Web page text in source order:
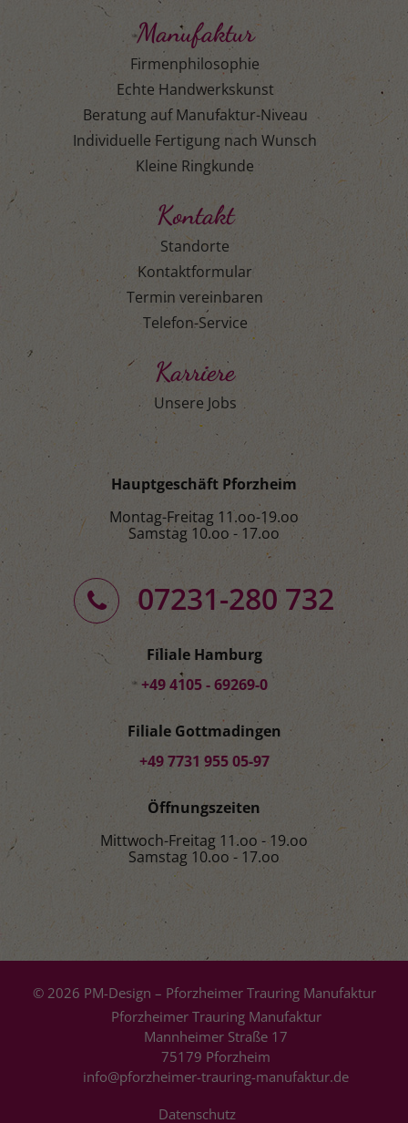
Manufaktur
Firmenphilosophie
Echte Handwerkskunst
Beratung auf Manufaktur-Niveau
Individuelle Fertigung nach Wunsch
Kleine Ringkunde
Kontakt
Standorte
Kontaktformular
Termin vereinbaren
Telefon-Service
Karriere
Unsere Jobs
Hauptgeschäft Pforzheim
Montag-Freitag 11.oo-19.oo
Samstag 10.oo - 17.oo
07231-280 732
Filiale Hamburg
+49 4105 - 69269-0
Filiale Gottmadingen
+49 7731 955 05-97
Öffnungszeiten
Mittwoch-Freitag 11.oo - 19.oo
Samstag 10.oo - 17.oo
© 2026 PM-Design – Pforzheimer Trauring Manufaktur
Pforzheimer Trauring Manufaktur
Mannheimer Straße 17
75179 Pforzheim
info@pforzheimer-trauring-manufaktur.de
Datenschutz